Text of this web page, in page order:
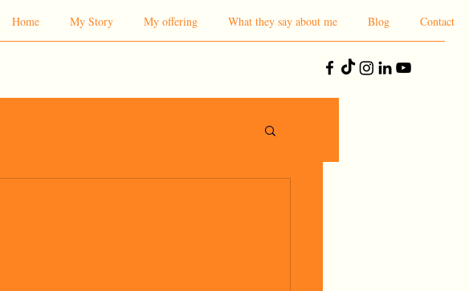
Home My Story My offering What they say about me Blog Contact